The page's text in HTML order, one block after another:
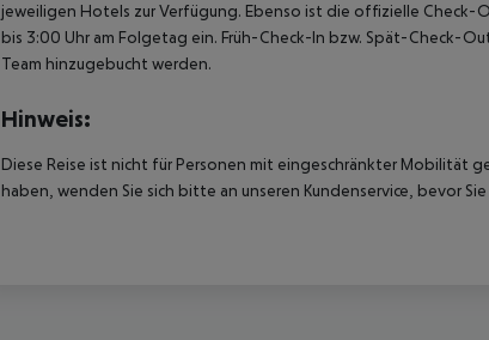
jeweiligen Hotels zur Verfügung. Ebenso ist die offizielle Check-
bis 3:00 Uhr am Folgetag ein. Früh-Check-In bzw. Spät-Check-
Team hinzugebucht werden.
Hinweis:
Diese Reise ist nicht für Personen mit eingeschränkter Mobilität
haben, wenden Sie sich bitte an unseren Kundenservice, bevor